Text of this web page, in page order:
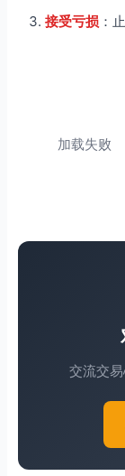
接受亏损 ：
加载失败
交流交